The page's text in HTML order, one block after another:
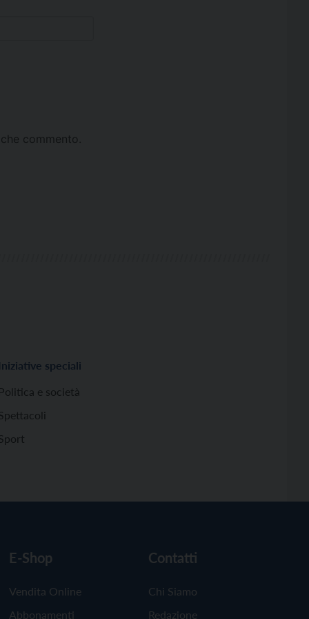
commento.
Iniziative speciali
Politica e società
E-Shop
Vendita Online
Abbonamenti
Contatti
Chi Siamo
Redazione